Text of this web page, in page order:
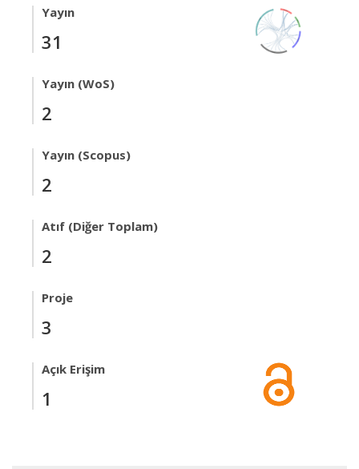
Yayın
31
Yayın (WoS)
2
Yayın (Scopus)
2
Atıf (Diğer Toplam)
2
Proje
3
Açık Erişim
1